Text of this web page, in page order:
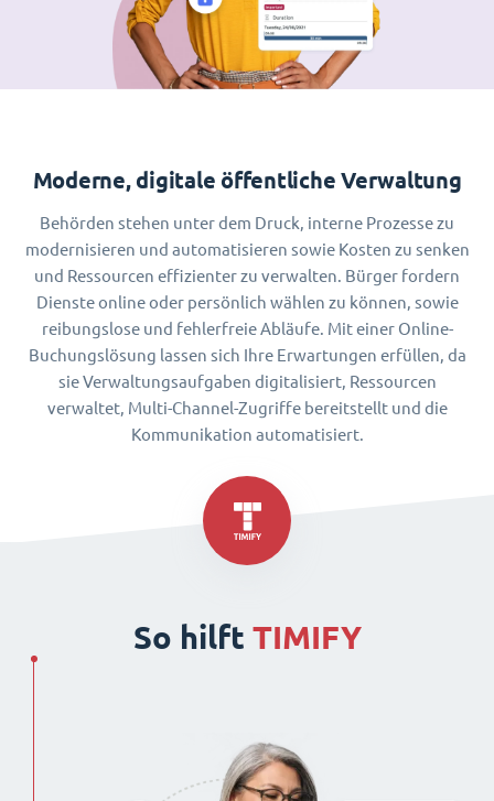
Moderne, digitale öffentliche Verwaltung
Behörden stehen unter dem Druck, interne Prozesse zu
modernisieren und automatisieren sowie Kosten zu senken
und Ressourcen effizienter zu verwalten. Bürger fordern
Dienste online oder persönlich wählen zu können, sowie
reibungslose und fehlerfreie Abläufe. Mit einer Online-
Buchungslösung lassen sich Ihre Erwartungen erfüllen, da
sie Verwaltungsaufgaben digitalisiert, Ressourcen
verwaltet, Multi-Channel-Zugriffe bereitstellt und die
Kommunikation automatisiert.
So hilft TIMIFY